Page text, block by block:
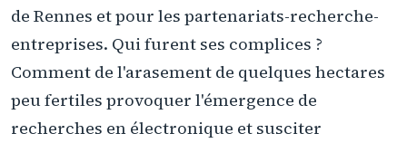
de Rennes et pour les partenariats-recherche-
entreprises. Qui furent ses complices ?
Comment de l'arasement de quelques hectares
peu fertiles provoquer l'émergence de
recherches en électronique et susciter